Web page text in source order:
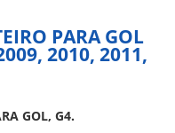
PARA GOL
2010, 2011,
GOL, G4.